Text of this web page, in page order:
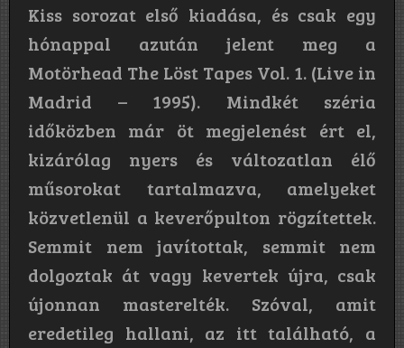
Kiss sorozat első kiadása, és csak egy
hónappal azután jelent meg a
Motörhead The Löst Tapes Vol. 1. (Live in
Madrid – 1995). Mindkét széria
időközben már öt megjelenést ért el,
kizárólag nyers és változatlan élő
műsorokat tartalmazva, amelyeket
közvetlenül a keverőpulton rögzítettek.
Semmit nem javítottak, semmit nem
dolgoztak át vagy kevertek újra, csak
újonnan masterelték. Szóval, amit
eredetileg hallani, az itt található, a